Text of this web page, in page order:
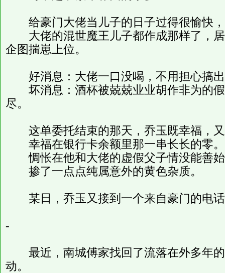
给豪门大佬当儿子的日子过得很愉快，
大佬的混世魔王儿子都作成那样了，居
企图揣崽上位。
好消息：大佬一口没喝，不用担心搞出
坏消息：酒杯被兢兢业业胡作非为的假
尽。
这单委托结束的那天，乔玉既幸福，又
幸福在银行卡余额里那一串长长的零。
惆怅在他和大佬的虚假父子情没能善
掺了一点点纯属意外的黄色杂质。
某日，乔玉又接到一个来自豪门的电
-
最近，南城傅家找回了流落在外多年的
动。